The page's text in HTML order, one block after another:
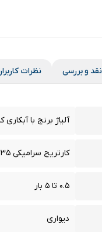
نقد و بررسی نظرات
آلیاژ برنج با آبکاری
کارتریج سرامیکی ۳۵ میلی‌متری
۰.۵ تا ۵ بار
دیواری